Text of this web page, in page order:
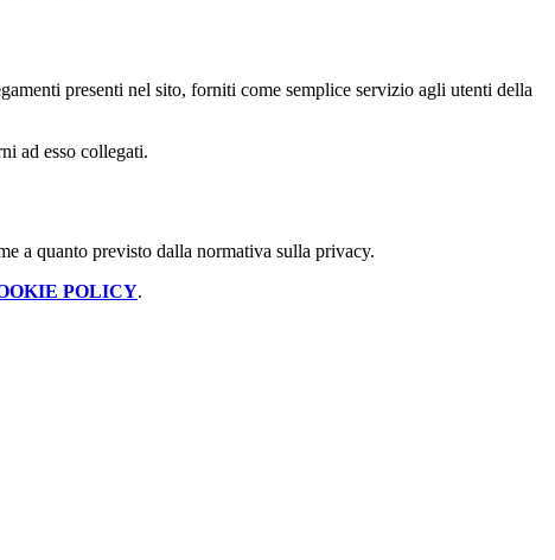
presenti nel sito, forniti come semplice servizio agli utenti della
ad esso collegati.
a quanto previsto dalla normativa sulla privacy.
POLICY.